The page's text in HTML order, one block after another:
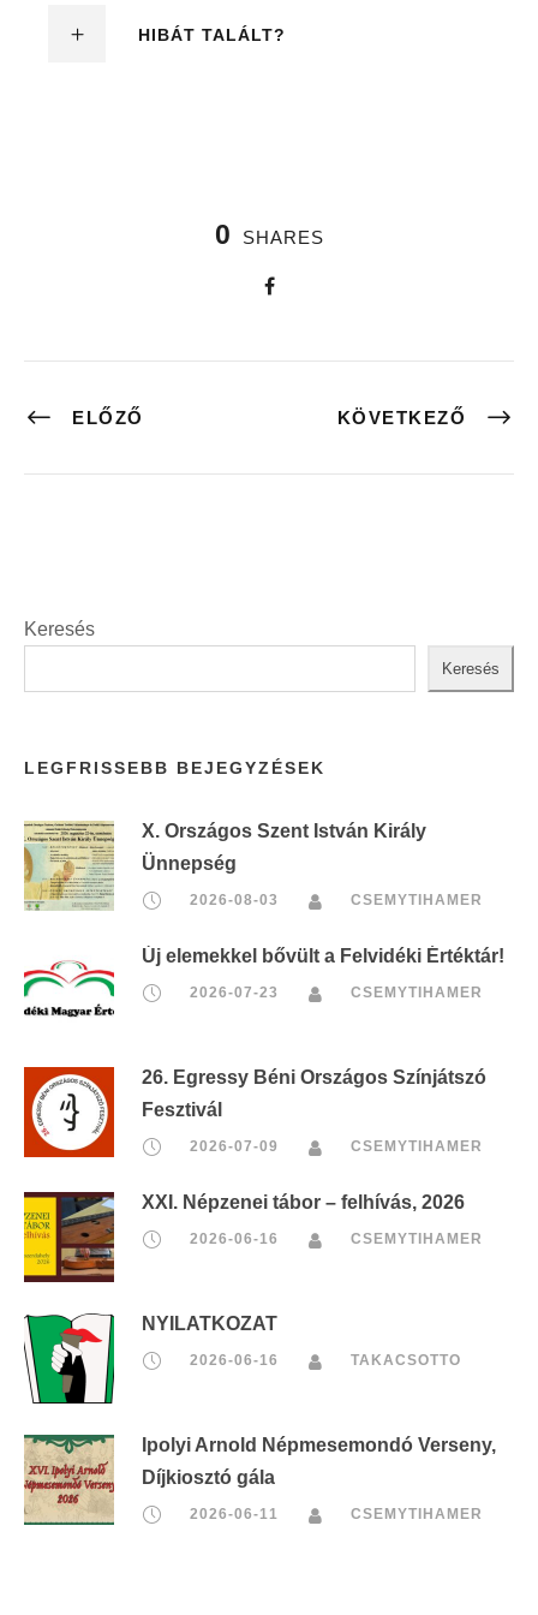
HIBÁT TALÁLT?
0 SHARES
ELŐZŐ KÖVETKEZŐ
Keresés
Keresés
LEGFRISSEBB BEJEGYZÉSEK
X. Országos Szent István Király
Ünnepség
2026-08-03 CSEMYTIHAMER
Új elemekkel bővült a Felvidéki Értéktár!
2026-07-23 CSEMYTIHAMER
26. Egressy Béni Országos Színjátszó
Fesztivál
2026-07-09 CSEMYTIHAMER
XXI. Népzenei tábor – felhívás, 2026
2026-06-16 CSEMYTIHAMER
NYILATKOZAT
2026-06-16 TAKACSOTTO
Ipolyi Arnold Népmesemondó Verseny,
Díjkiosztó gála
2026-06-11 CSEMYTIHAMER